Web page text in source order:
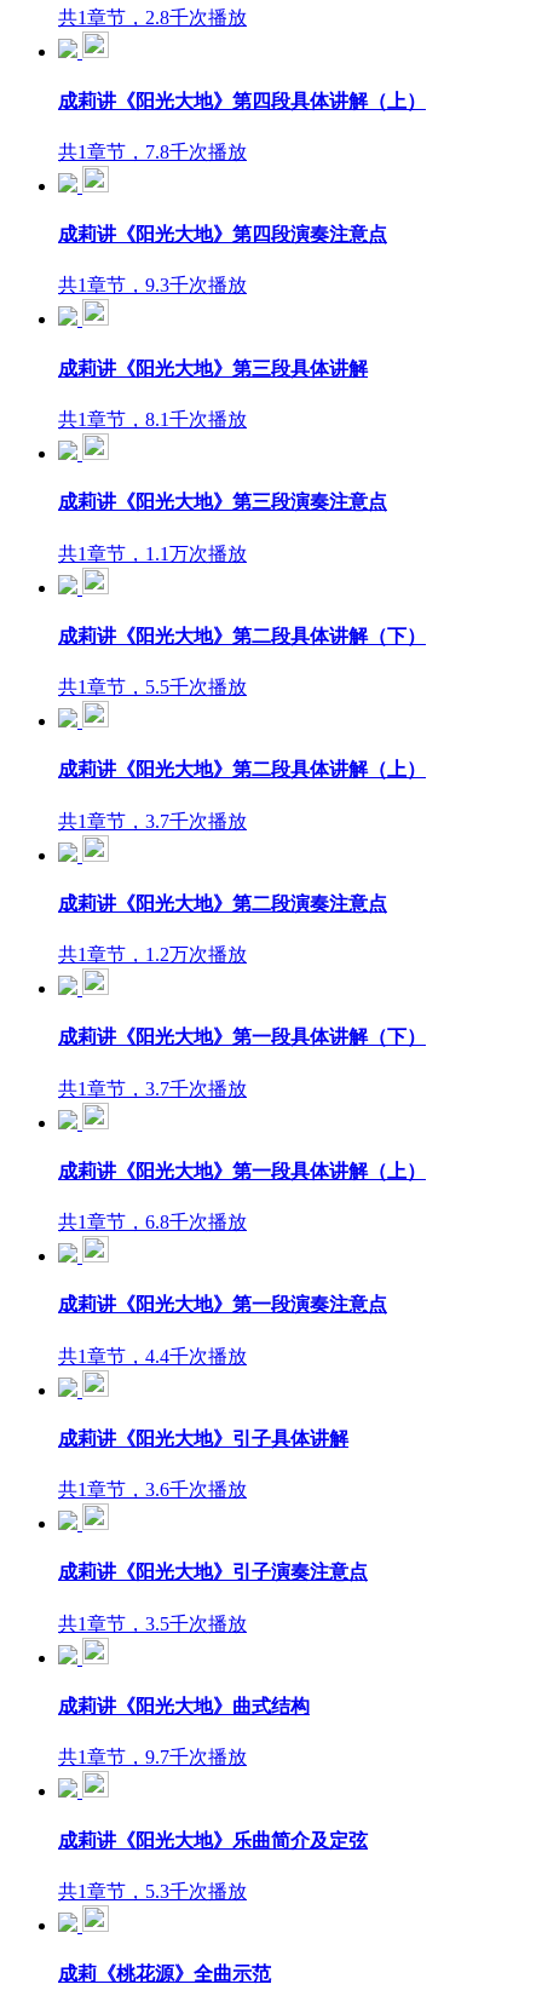
共1章节，2.8千次播放
成莉讲《阳光大地》第四段具体讲解（上）
共1章节，7.8千次播放
成莉讲《阳光大地》第四段演奏注意点
共1章节，9.3千次播放
成莉讲《阳光大地》第三段具体讲解
共1章节，8.1千次播放
成莉讲《阳光大地》第三段演奏注意点
共1章节，1.1万次播放
成莉讲《阳光大地》第二段具体讲解（下）
共1章节，5.5千次播放
成莉讲《阳光大地》第二段具体讲解（上）
共1章节，3.7千次播放
成莉讲《阳光大地》第二段演奏注意点
共1章节，1.2万次播放
成莉讲《阳光大地》第一段具体讲解（下）
共1章节，3.7千次播放
成莉讲《阳光大地》第一段具体讲解（上）
共1章节，6.8千次播放
成莉讲《阳光大地》第一段演奏注意点
共1章节，4.4千次播放
成莉讲《阳光大地》引子具体讲解
共1章节，3.6千次播放
成莉讲《阳光大地》引子演奏注意点
共1章节，3.5千次播放
成莉讲《阳光大地》曲式结构
共1章节，9.7千次播放
成莉讲《阳光大地》乐曲简介及定弦
共1章节，5.3千次播放
成莉《桃花源》全曲示范